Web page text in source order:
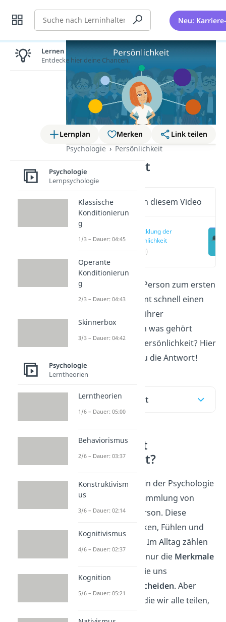
Suche Neu:
Lernplan Merken
Link teilen
Psychologie
Persönlichkeit
Persönlichkeit
Wichtige Inhalte in diesem Video
Entwicklung der
Persönlichkeit
(02:39)
Begegnest du einer Person zum ersten
Mal, hast du bestimmt schnell einen
ersten Eindruck von ihrer
Persönlichkeit
. Doch was gehört
eigentlich alles zur Persönlichkeit? Hier
findest du die Antwort!
Inhaltsübersicht
Was bedeutet
Persönlichkeit?
Persönlichkeitwird in der Psychologie
definiert als die Ansammlung von
Merkmalen einer Person. Diese
bestimmen das Denken, Fühlen und
Handeln der Person. Im Alltag zählen
wir Menschen meist nur die Merkmale
zur Persönlichkeit, die uns
unterscheiden. Aber
auch die Merkmale, die wir alle teilen,
Lernen lohnt sich!
Entdecke hier deine Chancen.
Psychologie
Lernpsychologie
Klassische
Konditionierun
g
1/3 – Dauer: 04:45
Operante
Konditionierun
g
2/3 – Dauer: 04:43
Skinnerbox
3/3 – Dauer: 04:42
Psychologie
Lerntheorien
Lerntheorien
1/6 – Dauer: 05:00
Behaviorismus
2/6 – Dauer: 03:37
Konstruktivism
us
3/6 – Dauer: 02:14
Kognitivismus
4/6 – Dauer: 02:37
Kognition
5/6 – Dauer: 05:21